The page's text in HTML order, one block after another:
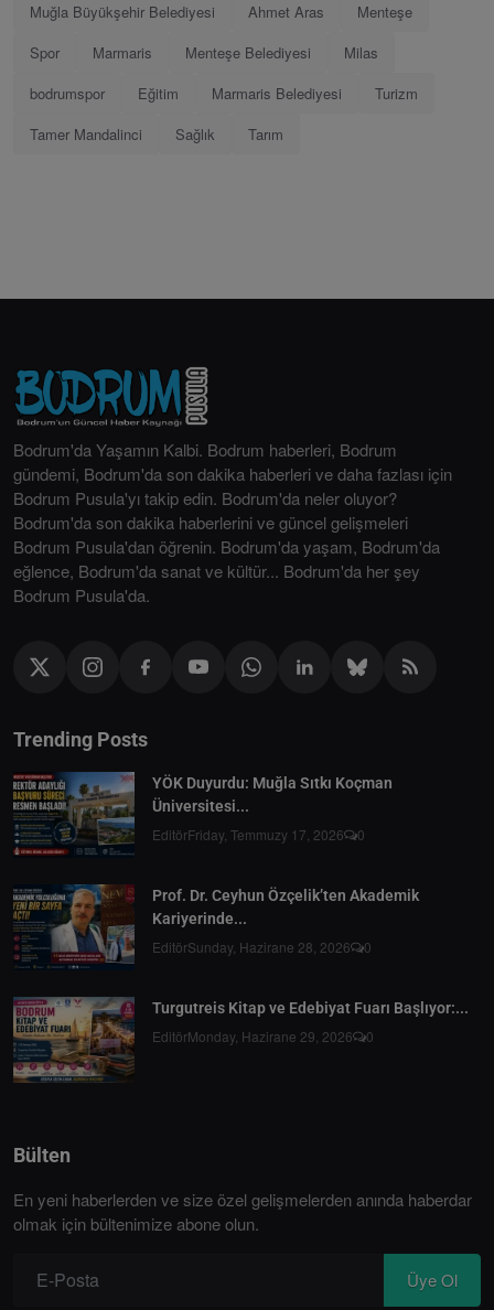
Muğla Büyükşehir Belediyesi
Ahmet Aras
Menteşe
Spor
Marmaris Menteşe Belediyesi
Milas
bodrumspor
Eğitim Marmaris Belediyesi
Turizm
Tamer Mandalinci
Sağlık Tarım
Bodrum'da Yaşamın Kalbi. Bodrum haberleri, Bodrum
gündemi, Bodrum'da son dakika haberleri ve daha fazlası için
Bodrum Pusula'yı takip edin. Bodrum'da neler oluyor?
Bodrum'da son dakika haberlerini ve güncel gelişmeleri
Bodrum Pusula'dan öğrenin. Bodrum'da yaşam, Bodrum'da
eğlence, Bodrum'da sanat ve kültür... Bodrum'da her şey
Bodrum Pusula'da.
Trending Posts
YÖK Duyurdu: Muğla Sıtkı Koçman
Üniversitesi...
EditörFriday, Temmuzy 17, 2026 0
Prof. Dr. Ceyhun Özçelik’ten Akademik
Kariyerinde...
EditörSunday, Hazirane 28, 2026 0
Turgutreis Kitap ve Edebiyat Fuarı Başlıyor:...
EditörMonday, Hazirane 29, 2026 0
Bülten
En yeni haberlerden ve size özel gelişmelerden anında haberdar
olmak için bültenimize abone olun.
Üye Ol